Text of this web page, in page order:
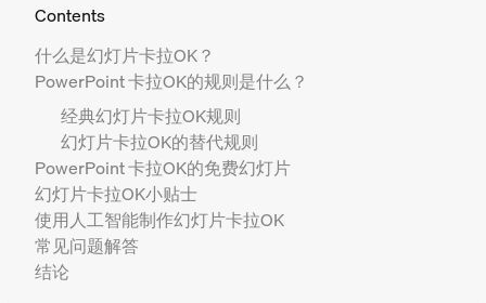
Contents
什么是幻灯片卡拉OK？
PowerPoint 卡拉OK的规则是什么？
经典幻灯片卡拉OK规则
幻灯片卡拉OK的替代规则
PowerPoint 卡拉OK的免费幻灯片
幻灯片卡拉OK小贴士
使用人工智能制作幻灯片卡拉OK
常见问题解答
结论